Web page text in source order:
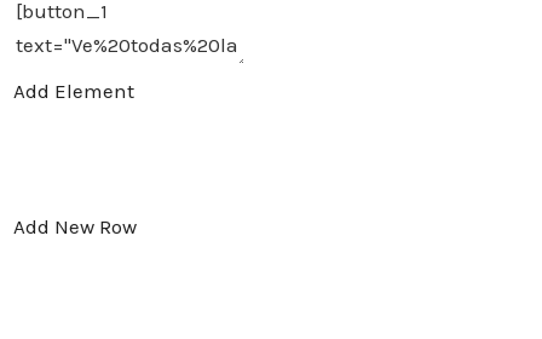
Add Element
Add New Row